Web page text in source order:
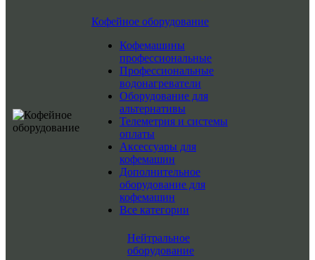
Кофейное оборудование
Кофемашины
профессиональные
Профессиональные
водонагреватели
Оборудование для
альтернативы
Телеметрия и системы
оплаты
Аксессуары для
кофемашин
Дополнительное
оборудование для
кофемашин
Все категории
Нейтральное
оборудование